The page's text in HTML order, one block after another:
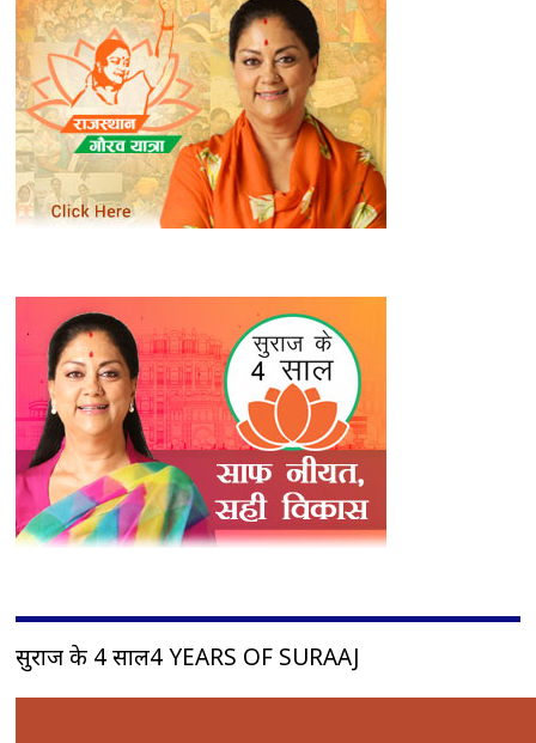
सुराज के 4 साल4 YEARS OF SURAAJ